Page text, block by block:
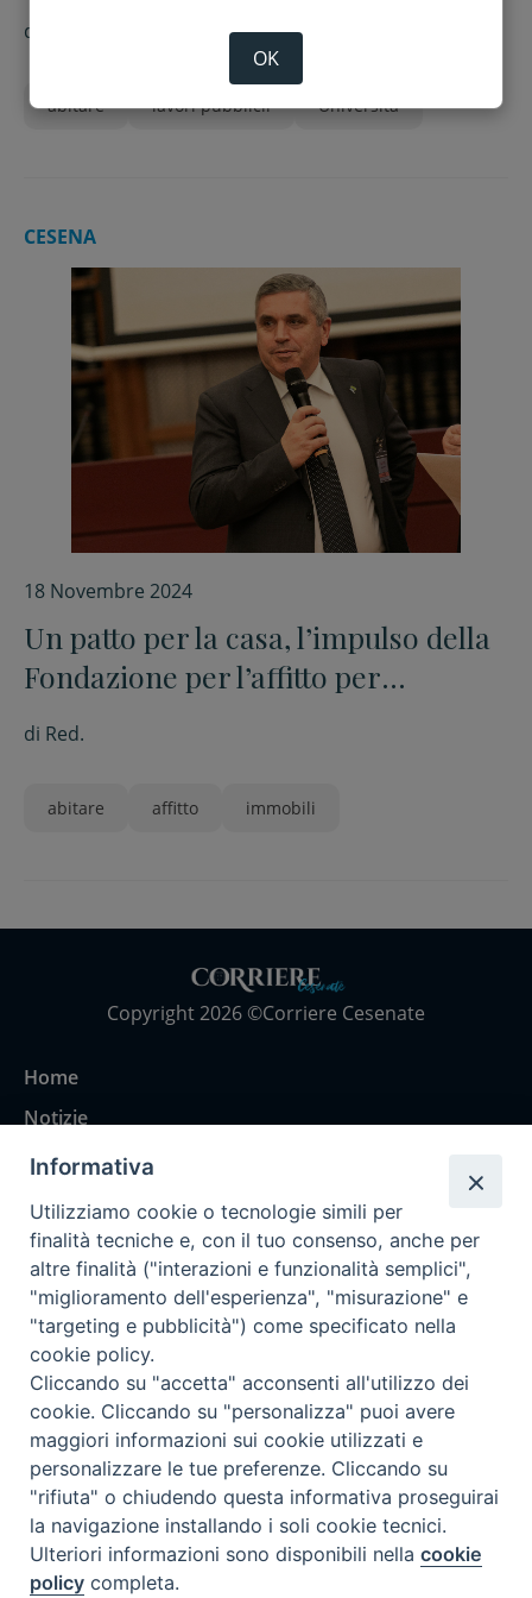
di
abitare lavori pubblicli Università
CESENA
18 Novembre 2024
Un patto per la casa, l’impulso della
Fondazione per l’affitto per
rispondere al bisogno di casa del
territorio
di Red.
abitare affitto immobili
Copyright 2026 ©Corriere Cesenate
Home
Notizie
Rubriche
Chi siamo
Come abbonarsi
Contatti
OK
Informativa
Utilizziamo cookie o tecnologie simili per
finalità tecniche e, con il tuo consenso, anche per
altre finalità ("interazioni e funzionalità semplici",
"miglioramento dell'esperienza", "misurazione" e
"targeting e pubblicità") come specificato nella
cookie policy.
Cliccando su "accetta" acconsenti all'utilizzo dei
cookie. Cliccando su "personalizza" puoi avere
maggiori informazioni sui cookie utilizzati e
personalizzare le tue preferenze. Cliccando su
"rifiuta" o chiudendo questa informativa proseguirai
la navigazione installando i soli cookie tecnici.
Ulteriori informazioni sono disponibili nellacookie
policy completa.